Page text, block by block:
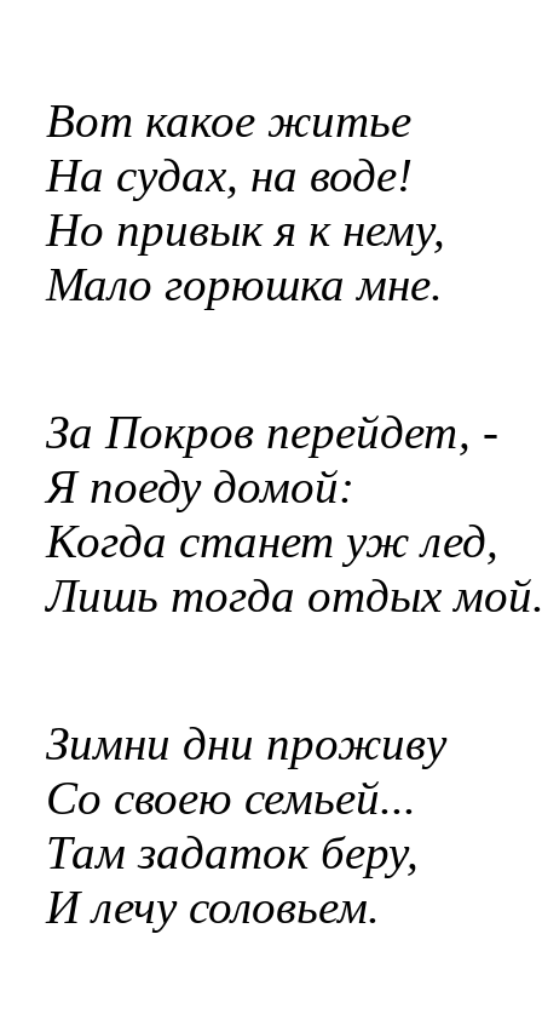
Вот какое житье
На судах, на воде!
Но привык я к нему,
Мало горюшка мне.
За Покров перейдет, -
Я поеду домой:
Когда станет уж лед,
Лишь тогда отдых
Зимни дни проживу
Со своею семьей...
Там задаток беру,
И лечу соловьем.